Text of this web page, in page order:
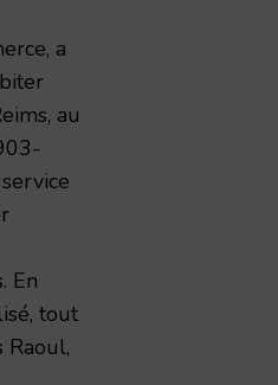
a
au
En
tout
Raoul,